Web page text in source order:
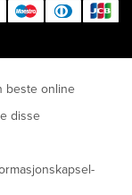
beste online
disse